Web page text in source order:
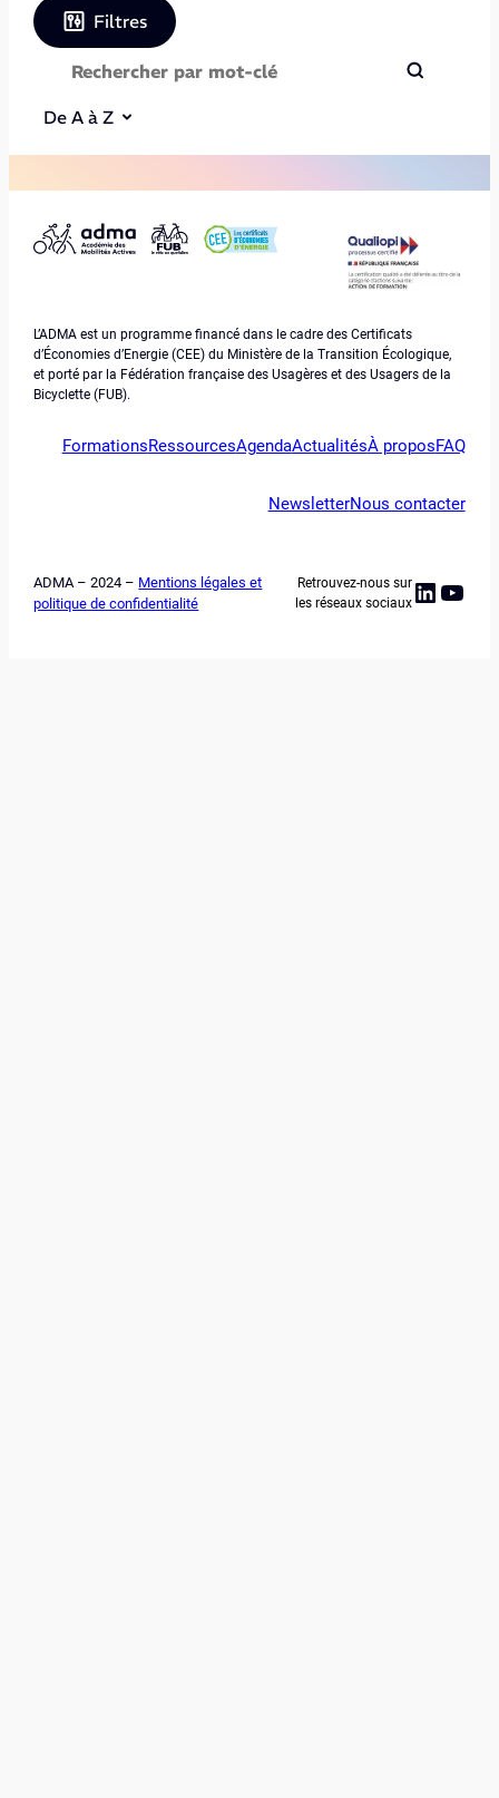
Filtres
De A à Z
L’ADMA est un programme financé dans le cadre des Certificats
d’Économies d’Energie (CEE) du Ministère de la Transition Écologique,
et porté par la Fédération française des Usagères et des Usagers de la
Bicyclette (FUB).
FormationsRessourcesAgendaActualitésÀ proposFAQ
NewsletterNous contacter
ADMA – 2024 – Mentions légales et
politique de confidentialité
Retrouvez-nous sur
les réseaux sociaux